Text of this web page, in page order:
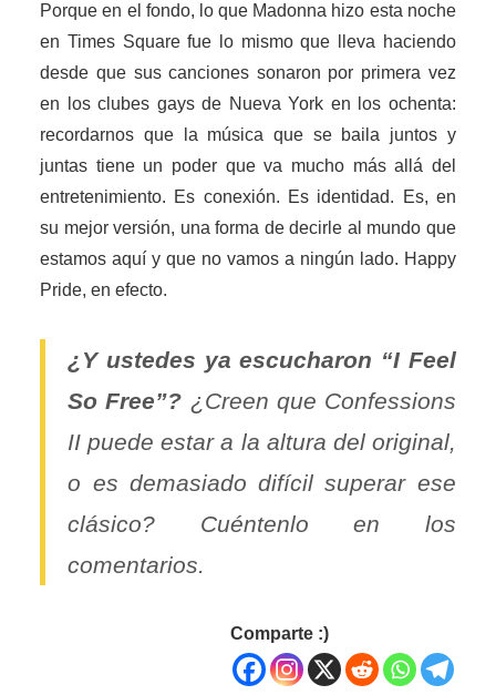
Porque en el fondo, lo que Madonna hizo esta noche
en Times Square fue lo mismo que lleva haciendo
desde que sus canciones sonaron por primera vez
en los clubes gays de Nueva York en los ochenta:
recordarnos que la música que se baila juntos y
juntas tiene un poder que va mucho más allá del
entretenimiento. Es conexión. Es identidad. Es, en
su mejor versión, una forma de decirle al mundo que
estamos aquí y que no vamos a ningún lado. Happy
Pride, en efecto.
¿Y ustedes ya escucharon “I Feel
So Free”? ¿Creen que Confessions
II puede estar a la altura del original,
o es demasiado difícil superar ese
clásico? Cuéntenlo en los
comentarios.
Comparte :)